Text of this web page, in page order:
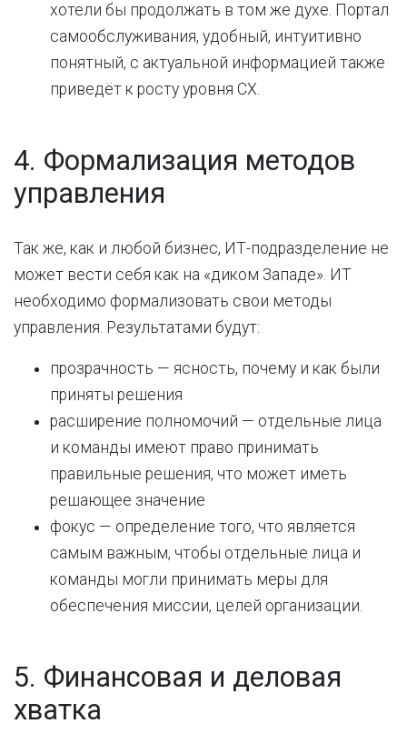
хотели бы продолжать в том же духе. Портал
самообслуживания, удобный, интуитивно
понятный, с актуальной информацией также
приведёт к росту уровня CX.
4. Формализация методов
управления
Так же, как и любой бизнес, ИТ-подразделение не
может вести себя как на «диком Западе». ИТ
необходимо формализовать свои методы
управления. Результатами будут:
прозрачность — ясность, почему и как были
приняты решения
расширение полномочий — отдельные лица
и команды имеют право принимать
правильные решения, что может иметь
решающее значение
фокус — определение того, что является
самым важным, чтобы отдельные лица и
команды могли принимать меры для
обеспечения миссии, целей организации.
5. Финансовая и деловая
хватка